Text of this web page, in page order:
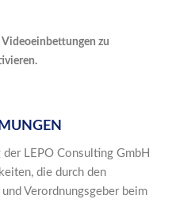
Videoeinbettungen zu
LEPO Consulting GmbH
die durch den
Verordnungsgeber beim